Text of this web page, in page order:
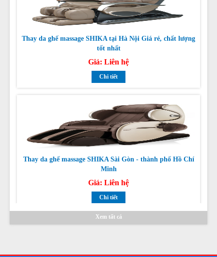
Thay da ghế massage SHIKA tại Hà Nội Giá rẻ, chất lượng
Giá: Liên hệ
Chi tiết
Thay da ghế massage SHIKA Sài Gòn - thành phố Hồ Chí
Giá:Liên hệ
Chi tiết
Xem tất cả